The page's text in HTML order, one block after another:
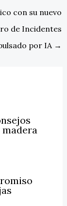
con su nuevo
de Incidentes
por IA →